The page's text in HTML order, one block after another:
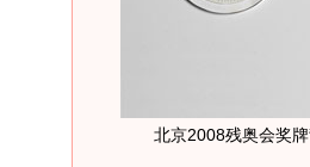
北京2008残奥会奖牌